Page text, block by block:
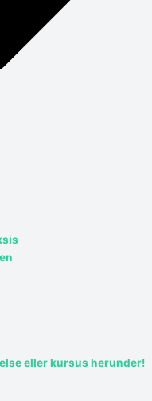
eller kursus herunder!